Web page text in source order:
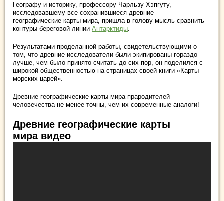
Географу и историку, профессору Чарльзу Хэпгуту,
исследовавшему все сохранившиеся древние
географические карты мира, пришла в голову мысль сравнить
контуры береговой линии Антарктиды
Результатами проделанной работы, свидетельствующими о
том, что древние исследователи были экипированы гораздо
лучше, чем было принято считать до сих пор, он поделился с
широкой общественностью на страницах своей книги «Карты
морских царей».
Древние географические карты мира прародителей
человечества не менее точны, чем их современные аналоги!
Древние географические карты
мира видео